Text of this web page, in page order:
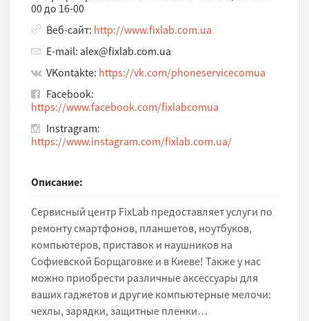
00 до 16-00
Веб-сайт: http://www.fixlab.com.ua
E-mail: alex@fixlab.com.ua
VKontakte: https://vk.com/phoneservicecomua
Facebook:
https://www.facebook.com/fixlabcomua
Instragram:
https://www.instagram.com/fixlab.com.ua/
Описание:
Сервисный центр FixLab предоставляет услуги по
ремонту смартфонов, планшетов, ноутбуков,
компьютеров, приставок и наушников на
Софиевской Борщаговке и в Киеве! Также у нас
можно приобрести различные аксессуары для
ваших гаджетов и другие компьютерные мелочи:
чехлы, зарядки, защитные пленки…